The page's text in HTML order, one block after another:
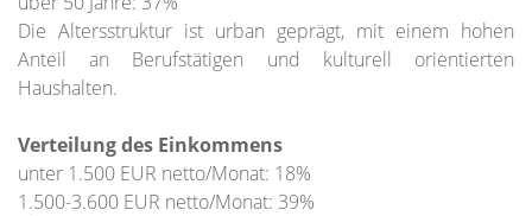
Die Altersstruktur ist urban geprägt, mit einem hohen
Anteil an Berufstätigen und kulturell orientierten
Haushalten.
Verteilung des Einkommens
unter 1.500 EUR netto/Monat: 18%
1.500-3.600 EUR netto/Monat: 39%